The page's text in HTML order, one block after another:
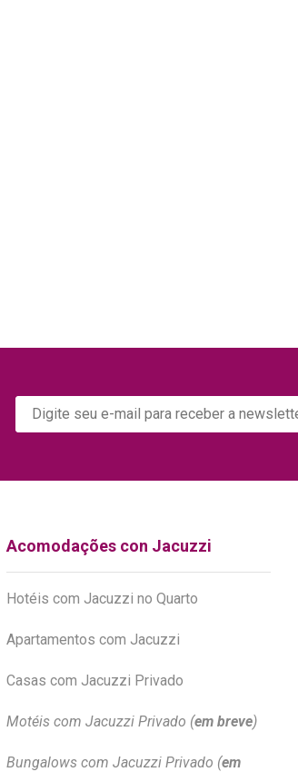
Acomodações con Jacuzzi
Hotéis com Jacuzzi no Quarto
Apartamentos com Jacuzzi
Casas com Jacuzzi Privado
Motéis com Jacuzzi Privado (em breve)
Bungalows com Jacuzzi Privado (em